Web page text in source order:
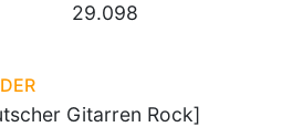
29.098
Gitarren Rock]